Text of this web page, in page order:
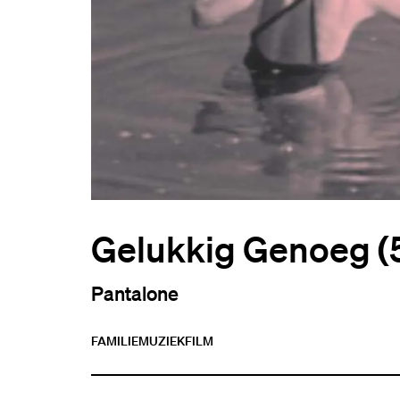
Gelukkig Genoeg
Pantalone
FAMILIEMUZIEKFILM